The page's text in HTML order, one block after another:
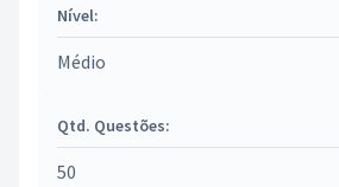
Nível:
Médio
Qtd. Questões:
50